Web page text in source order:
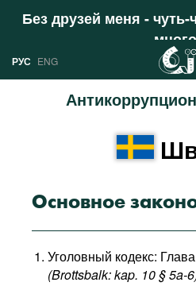
Без друзей меня -
РУС ENG
Новости
Аналитика
Профили
Стран
Международных
Литература
О проекте
Основное
Уголовный кодекс:
(Brottsbalk: kap. 10 § 5a-